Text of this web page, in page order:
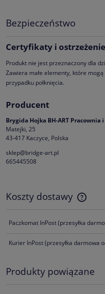
Bezpieczeństwo
Certyfikaty i
Produkt nie jest przeznaczony dla
Zawiera małe elementy, które
przypadku połknięcia.
Producent
Brygida Hojka BH-ART Pracownia
Matejki, 25
43-417 Kaczyce, Polska
sklep@bridge-art.pl
665445508
Koszty dostawy
Cena nie zawiera
Paczkomat InPost(przesyłka
Kurier InPost(przesyłka darmowa
Produkty powiązane